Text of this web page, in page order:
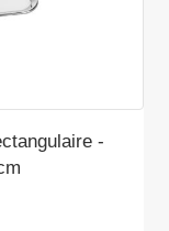
-